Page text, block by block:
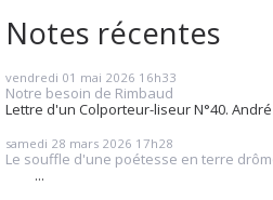
Notes récentes
vendredi 01 mai 2026 16h33
Notre besoin de Rimbaud
Lettre d'un Colporteur-liseur N°40.
samedi 28 mars 2026 17h28
Le souffle d'une poétesse en terre
...